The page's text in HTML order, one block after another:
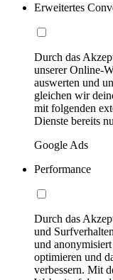
Erweitertes
Durch das
unserer Online-
auswerten und
gleichen wir
mit folgenden
Dienste bereits
Google Ads
Performance
Durch das
und
und
optimieren und
verbessern. Mit